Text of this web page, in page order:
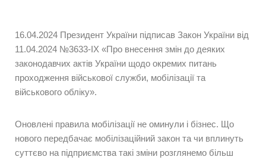
16.04.2024 Президент України підписав Закон України від
11.04.2024 №3633-IX «Про внесення змін до деяких
законодавчих актів України щодо окремих питань
проходження військової служби, мобілізації та
військового обліку».
Оновлені правила мобілізації не оминули і бізнес. Що
нового передбачає мобілізаційний закон та чи вплинуть
суттєво на підприємства такі зміни розглянемо більш